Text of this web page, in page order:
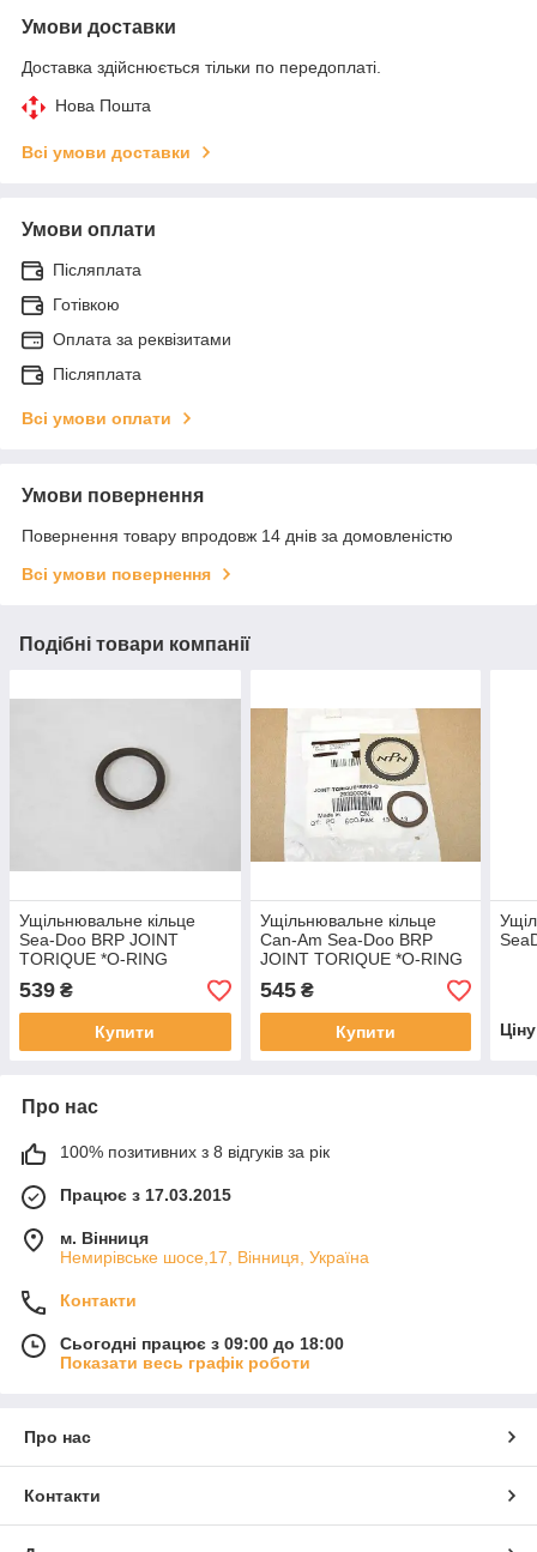
Умови доставки
Доставка здійснюється тільки по передоплаті.
Нова Пошта
Всі умови доставки
Умови оплати
Післяплата
Готівкою
Оплата за реквізитами
Післяплата
Всі умови оплати
Умови повернення
Повернення товару впродовж 14 днів за домовленістю
Всі умови повернення
Подібні товари компанії
Ущільнювальне кільце
Sea-Doo BRP JOINT
TORIQUE *O-RING
539 ₴
Купити
Ущільнювальне кільце
Can-Am Sea-Doo BRP
JOINT TORIQUE *O-RING
545₴
Купити
Про нас
100% позитивних з 8 відгуків за рік
Працює з 17.03.2015
м. Вінниця
Немирівське шосе,17, Вінниця, Україна
Контакти
Сьогодні працює з 09:00 до 18:00
Показати весь графік роботи
Про нас
Контакти